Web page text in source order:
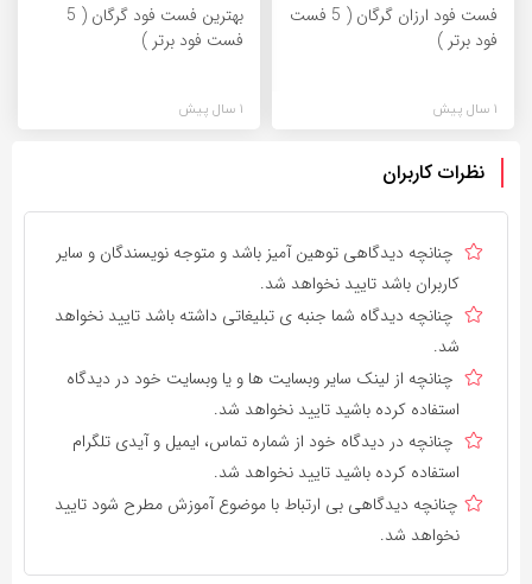
فست فود ارزان گرگان ( 5 فست
فود برتر )
1 سال پیش
بهترین فست فود گرگان ( 5
فست فود برتر )
1 سال پیش
نظرات کاربران
چنانچه دیدگاهی توهین آمیز باشد و متوجه نویسندگان و سایر
کاربران باشد تایید نخواهد شد.
چنانچه دیدگاه شما جنبه ی تبلیغاتی داشته باشد تایید نخواهد
شد.
چنانچه از لینک سایر وبسایت ها و یا وبسایت خود در دیدگاه
استفاده کرده باشید تایید نخواهد شد.
چنانچه در دیدگاه خود از شماره تماس، ایمیل و آیدی تلگرام
استفاده کرده باشید تایید نخواهد شد.
چنانچه دیدگاهی بی ارتباط با موضوع آموزش مطرح شود تایید
نخواهد شد.